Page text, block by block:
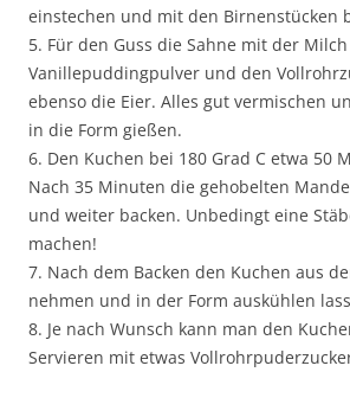
einstechen und mit den Birnenstücken
5. Für den Guss die Sahne mit der
Vanillepuddingpulver und den
ebenso die Eier. Alles gut vermischen
in die Form gießen.
6. Den Kuchen bei 180 Grad C etwa 50
Nach 35 Minuten die gehobelten
und weiter backen. Unbedingt eine
machen!
7. Nach dem Backen den Kuchen aus
nehmen und in der Form auskühlen
8. Je nach Wunsch kann man den
Servieren mit etwas